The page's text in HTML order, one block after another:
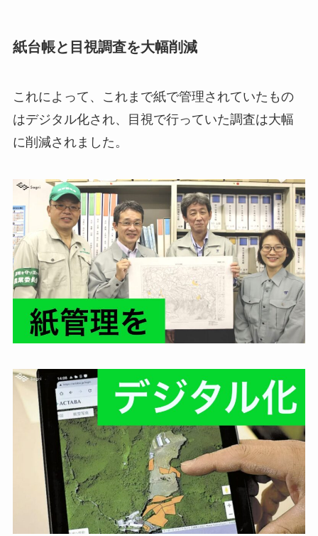
紙台帳と目視調査を大幅削減
これによって、これまで紙で管理されていたもの
はデジタル化され、目視で行っていた調査は大幅
に削減されました。